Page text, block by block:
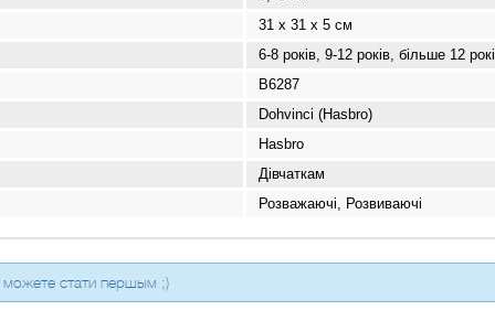
31 х 31 х 5 см
6-8 років, 9-12 років, більше 12
B6287
Dohvinci (Hasbro)
Hasbro
Дівчаткам
Розважаючі, Розвиваючі
можете стати першым ;)